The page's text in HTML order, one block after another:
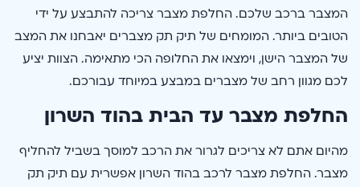
המצבר ברכב שלכם. החלפת מצבר צריכה להתבצע על ידי
הטובים ביותר. המומחים של תיק תק מצברים יאבחנו את המצב
של המצבר הישן, וימצאו את החלופה הכי מתאימה. הצוות יציע
לכם מגוון רחב של מצברים במבצע במיוחד עבורכם.
החלפת מצבר עד הבית בהוד השרון
מהיום אתם לא צריכים לגרור את הרכב למוסך בשביל להחליף
מצבר. החלפת מצבר לרכב בהוד השרון אפשרית עם תיק תק